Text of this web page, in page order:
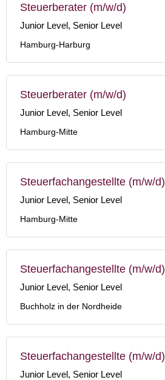
Steuerberater (m/w/d)
Junior Level, Senior Level
Hamburg-Harburg
Steuerberater (m/w/d)
Junior Level, Senior Level
Hamburg-Mitte
Steuerfachangestellte (m/w/d)
Junior Level, Senior Level
Hamburg-Mitte
Steuerfachangestellte (m/w/d)
Junior Level, Senior Level
Buchholz in der Nordheide
Steuerfachangestellte (m/w/d)
Junior Level, Senior Level